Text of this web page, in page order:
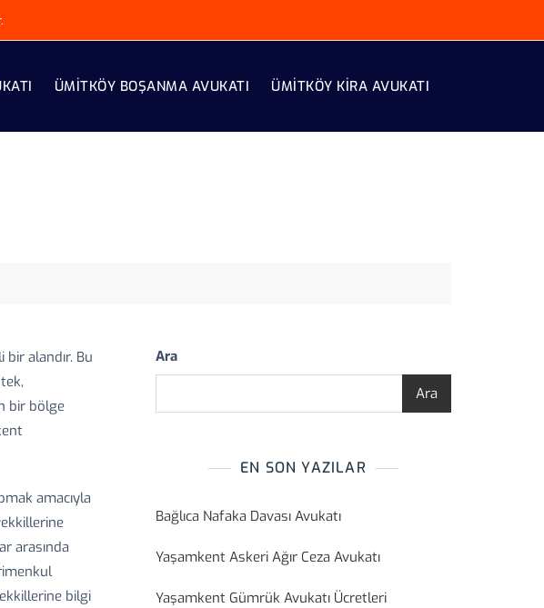
ÜMITKÖY BOŞANMA AVUKATI ÜMITKÖY KIRA AVUKATI
alandır. Bu
bir bölge
amacıyla
arasında
bilgi
Ara
Ara
EN SON YAZILAR
Bağlıca Nafaka Davası Avukatı
Yaşamkent Askeri Ağır Ceza Avukatı
Yaşamkent Gümrük Avukatı Ücretleri